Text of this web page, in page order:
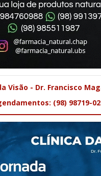
Visão - Dr. Francisco
(98) 98719-